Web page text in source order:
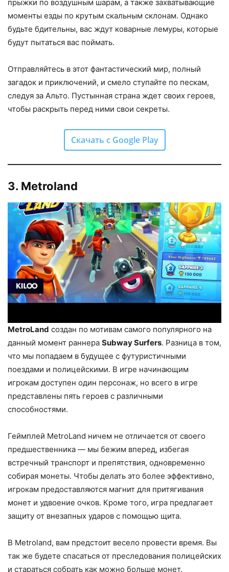
прыжки по воздушным шарам, а также захватывающие
моменты езды по крутым скальным склонам. Однако
будьте бдительны, вас ждут коварные лемуры, которые
будут пытаться вас поймать.
Отправляйтесь в этот фантастический мир, полный
загадок и приключений, и смело ступайте по пескам,
следуя за Альто. Пустынная страна ждет своих героев,
чтобы раскрыть перед ними свои секреты.
Скачать с Google Play
3. Metroland
MetroLand создан по мотивам самого популярного на
данный момент раннера Subway Surfers. Разница в том,
что мы попадаем в будущее с футуристичными
поездами и полицейскими. В игре начинающим
игрокам доступен один персонаж, но всего в игре
представлены пять героев с различными
способностями.
Геймплей MetroLand ничем не отличается от своего
предшественника — мы бежим вперед, избегая
встречный транспорт и препятствия, одновременно
собирая монеты. Чтобы делать это более эффективно,
игрокам предоставляются магнит для притягивания
монет и удвоение очков. Кроме того, игра предлагает
защиту от внезапных ударов с помощью щита.
В Metroland, вам предстоит весело провести время. Вы
так же будете спасаться от преследования полицейских
и стараться собрать как можно больше монет.